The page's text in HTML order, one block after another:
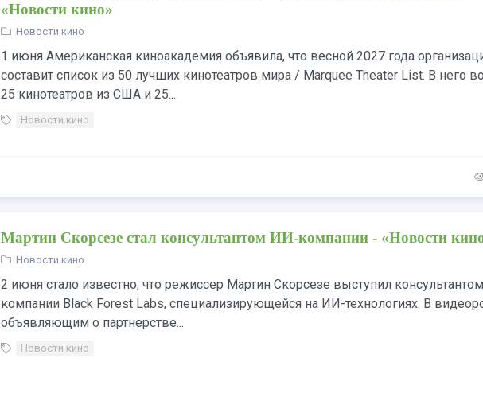
«Новости кино»
Новости кино
1 июня Американская киноакадемия объявила, что весной 2027 года
составит список из 50 лучших кинотеатров мира / Marquee Theater List. В него
25 кинотеатров из США и 25...
Новости кино
Мартин Скорсезе стал консультантом ИИ-компании - «Новости
Новости кино
2 июня стало известно, что режиссер Мартин Скорсезе выступил консультантом
компании Black Forest Labs, специализирующейся на ИИ-технологиях. В
объявляющим о партнерстве...
Новости кино